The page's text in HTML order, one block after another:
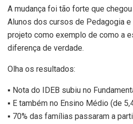
A mudança foi tão forte que
Alunos dos cursos de Pedagogia
projeto como exemplo de como a
diferença de verdade.
Olha os resultados:
▪️ Nota do IDEB subiu no
▪️ E também no Ensino Médio (de
▪️ 70% das famílias passaram a